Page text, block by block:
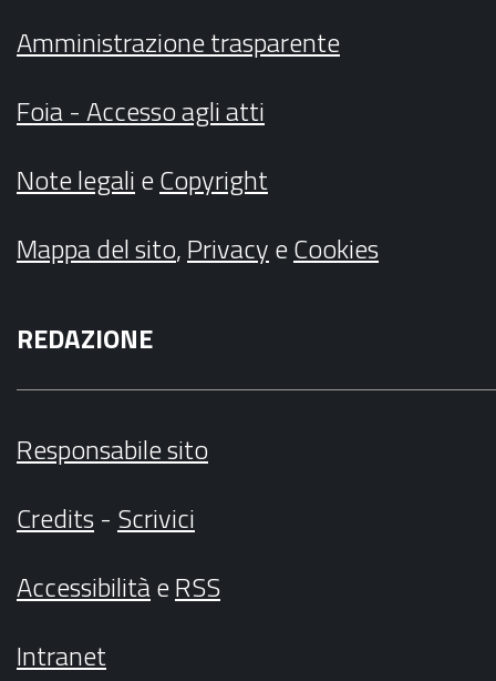
Amministrazione trasparente
Foia - Accesso agli atti
Note legalieCopyright
Mappa del sito,PrivacyeCookies
REDAZIONE
Responsabile sito
Credits- Scrivici
AccessibilitàeRSS
Intranet